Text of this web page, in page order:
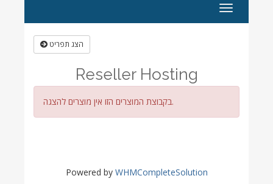
הפעלת
ניווט
הצג תפריט
Reseller Hosting
בקבוצת המוצרים הזו אין מוצרים להצגה.
Powered by WHMCompleteSolution